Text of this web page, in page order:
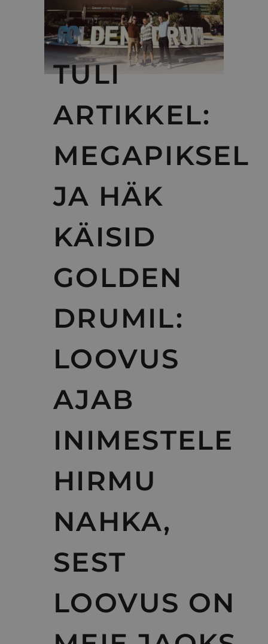
TULI
ARTIKKEL:
MEGAPIKSEL
JA HÄK
KÄISID
GOLDEN
DRUMIL:
LOOVUS
AJAB
INIMESTELE
HIRMU
NAHKA,
SEST
LOOVUS ON